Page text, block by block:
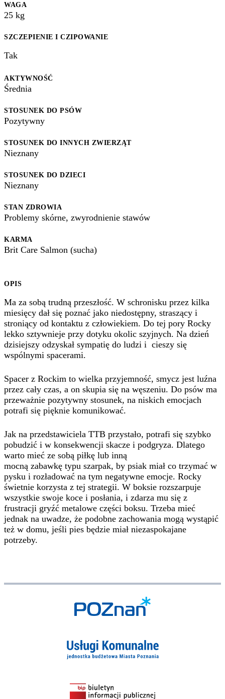
WAGA
25 kg
SZCZEPIENIE I CZIPOWANIE
Tak
AKTYWNOŚĆ
Średnia
STOSUNEK DO PSÓW
Pozytywny
STOSUNEK DO INNYCH ZWIERZĄT
Nieznany
STOSUNEK DO DZIECI
Nieznany
STAN ZDROWIA
Problemy skórne, zwyrodnienie stawów
KARMA
Brit Care Salmon (sucha)
OPIS
Ma za sobą trudną przeszłość. W schronisku przez kilka
miesięcy dał się poznać jako niedostępny, straszący i
stroniący od kontaktu z człowiekiem. Do tej pory Rocky
lekko sztywnieje przy dotyku okolic szyjnych. Na dzień
dzisiejszy odzyskał sympatię do ludzi i cieszy się
wspólnymi spacerami.
Spacer z Rockim to wielka przyjemność, smycz jest luźna
przez cały czas, a on skupia się na węszeniu. Do psów ma
przeważnie pozytywny stosunek, na niskich emocjach
potrafi się pięknie komunikować.
Jak na przedstawiciela TTB przystało, potrafi się szybko
pobudzić i w konsekwencji skacze i podgryza. Dlatego
warto mieć ze sobą piłkę lub inną
mocną zabawkę typu szarpak, by psiak miał co trzymać w
pysku i rozładować na tym negatywne emocje. Rocky
świetnie korzysta z tej strategii. W boksie rozszarpuje
wszystkie swoje koce i posłania, i zdarza mu się z
frustracji gryźć metalowe części boksu. Trzeba mieć
jednak na uwadze, że podobne zachowania mogą wystąpić
też w domu, jeśli pies będzie miał niezaspokajane
potrzeby.